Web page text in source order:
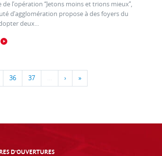
de l’opération ‘‘Jetons moins et trions mieux’’,
d’agglomération propose à des foyers du
deux...
36 37 … › »
D'OUVERTURES